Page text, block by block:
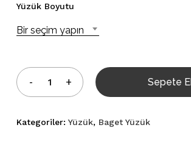
Yüzük Boyutu
Bir seçim yapın
Sepete
Kategoriler: Yüzük, Baget Yüzük